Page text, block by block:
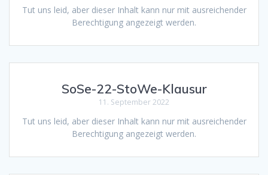
Tut uns leid, aber dieser Inhalt kann nur mit ausreichender
Berechtigung angezeigt werden.
SoSe-22-StoWe-Klausur
11. September 2022
Tut uns leid, aber dieser Inhalt kann nur mit ausreichender
Berechtigung angezeigt werden.